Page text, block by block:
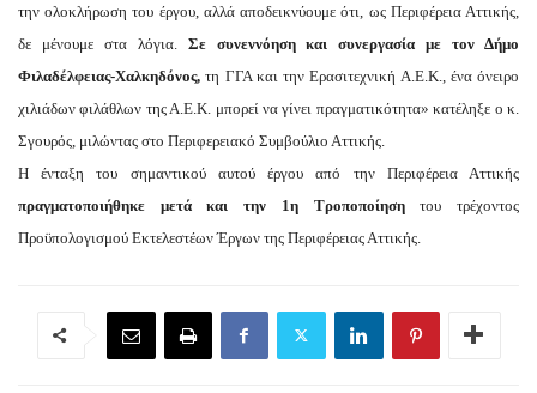
την ολοκλήρωση του έργου, αλλά αποδεικνύουμε ότι, ως Περιφέρεια Αττικής,
δε μένουμε στα λόγια.
Σε συνεννόηση και συνεργασία με τον Δήμο
Φιλαδέλφειας-Χαλκηδόνος, τη ΓΓΑ και την Ερασιτεχνική Α.Ε.Κ., ένα όνειρο
χιλιάδων φιλάθλων της Α.Ε.Κ. μπορεί να γίνει πραγματικότητα» κατέληξε ο κ.
Σγουρός, μιλώντας στο Περιφερειακό Συμβούλιο Αττικής.
Η ένταξη του σημαντικού αυτού έργου από την Περιφέρεια Αττικής
πραγματοποιήθηκε μετά και την 1η Τροποποίησητου τρέχοντος
Προϋπολογισμού Εκτελεστέων Έργων της Περιφέρειας Αττικής.